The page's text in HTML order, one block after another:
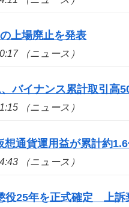
上場廃止を発表
（ニュース）
バイナンス累計取引高
（ニュース）
想通貨運用益が累計約
（ニュース）
役25年を正式確定 上訴